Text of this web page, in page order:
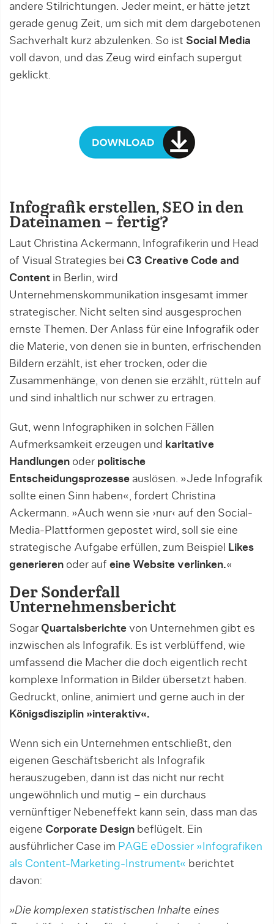
andere Stilrichtungen. Jeder meint, er hätte jetzt
gerade genug Zeit, um sich mit dem dargebotenen
Sachverhalt kurz abzulenken. So ist Social Media
voll davon, und das Zeug wird einfach supergut
geklickt.
Infografik erstellen, SEO in den
Dateinamen – fertig?
Laut Christina Ackermann, Infografikerin und Head
of Visual Strategies bei C3 Creative Code and
Content in Berlin, wird
Unternehmenskommunikation insgesamt immer
strategischer. Nicht selten sind ausgesprochen
ernste Themen. Der Anlass für eine Infografik oder
die Materie, von denen sie in bunten, erfrischenden
Bildern erzählt, ist eher trocken, oder die
Zusammenhänge, von denen sie erzählt, rütteln auf
und sind inhaltlich nur schwer zu ertragen.
Gut, wenn Infographiken in solchen Fällen
Aufmerksamkeit erzeugen und karitative
Handlungen oder politische
Entscheidungsprozesse auslösen. »Jede Infografik
sollte einen Sinn haben«, fordert Christina
Ackermann. »Auch wenn sie ›nur‹ auf den Social-
Media-Plattformen gepostet wird, soll sie eine
strategische Aufgabe erfüllen, zum Beispiel
Likes
generieren oder auf eine Website verlinken.«
Der Sonderfall
Unternehmensbericht
Sogar Quartalsberichte von Unternehmen gibt es
inzwischen als Infografik. Es ist verblüffend, wie
umfassend die Macher die doch eigentlich recht
komplexe Information in Bilder übersetzt haben.
Gedruckt, online, animiert und gerne auch in der
Königsdisziplin »interaktiv«.
Wenn sich ein Unternehmen entschließt, den
eigenen Geschäftsbericht als Infografik
herauszugeben, dann ist das nicht nur recht
ungewöhnlich und mutig – ein durchaus
vernünftiger Nebeneffekt kann sein, dass man das
eigene Corporate Design beflügelt. Ein
ausführlicher Case im PAGE eDossier »Infografiken
als Content-Marketing-Instrument« berichtet
davon:
»Die komplexen statistischen Inhalte eines